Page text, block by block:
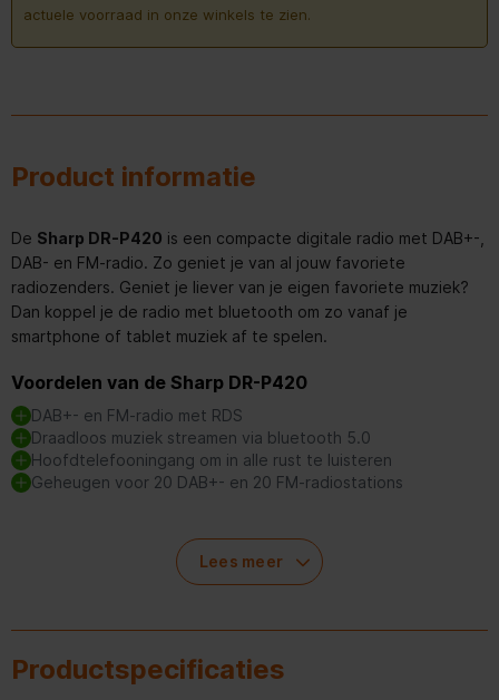
actuele voorraad in onze winkels te zien.
Product informatie
De Sharp DR-P420 is een compacte digitale radio met DAB+-,
DAB- en FM-radio. Zo geniet je van al jouw favoriete
radiozenders. Geniet je liever van je eigen favoriete muziek?
Dan koppel je de radio met bluetooth om zo vanaf je
smartphone of tablet muziek af te spelen.
Voordelen van de Sharp DR-P420
DAB+- en FM-radio met RDS
Draadloos muziek streamen via bluetooth 5.0
Hoofdtelefooningang om in alle rust te luisteren
Geheugen voor 20 DAB+- en 20 FM-radiostations
Compacte radio voor al jouw muziek
System (RDS). Dit is een technologie die extra informatie mee
van het radiostation of het nummer dat wordt afgespeeld,
Lees meer
Productspecificaties